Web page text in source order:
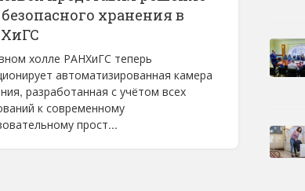
хранения в
холле РАНХиГС теперь
автоматизированная камера
разработанная с учётом всех
к современному
прост...